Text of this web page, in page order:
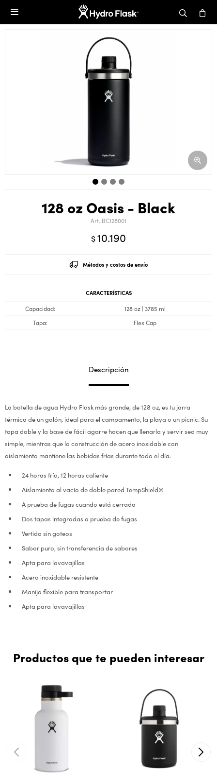

128 oz Oasis - Black
BC128001
$10.190
Métodos y costos de envío
CARACTERÍSTICAS
Capacidad
128 oz | 3785 ml
Tapa
Flex Cap
Descripción
La botella de agua Hydro Flask más grande, de 128 oz, es tu jarra
térmica de un galón, ideal para el campamento, la playa o un picnic. Su
tapa doble y la base de fácil agarre hacen que llenarla y servir sea muy
simple, mientras que la construcción de acero inoxidable con
aislamiento mantiene las bebidas frías durante todo el día.
24 horas frío, 12 horas caliente
Aislamiento al vacío de doble pared TempShield®
A prueba de fugas cuando está cerrada
Dos tapas integradas a prueba de fugas
Vertido sin goteos
Sabor puro, sin transferencia de sabores
Apta para lavavajillas
Acero inoxidable resistente
Manija flexible para transportar
Apta para lavavajillas
Productos que te pueden interesar